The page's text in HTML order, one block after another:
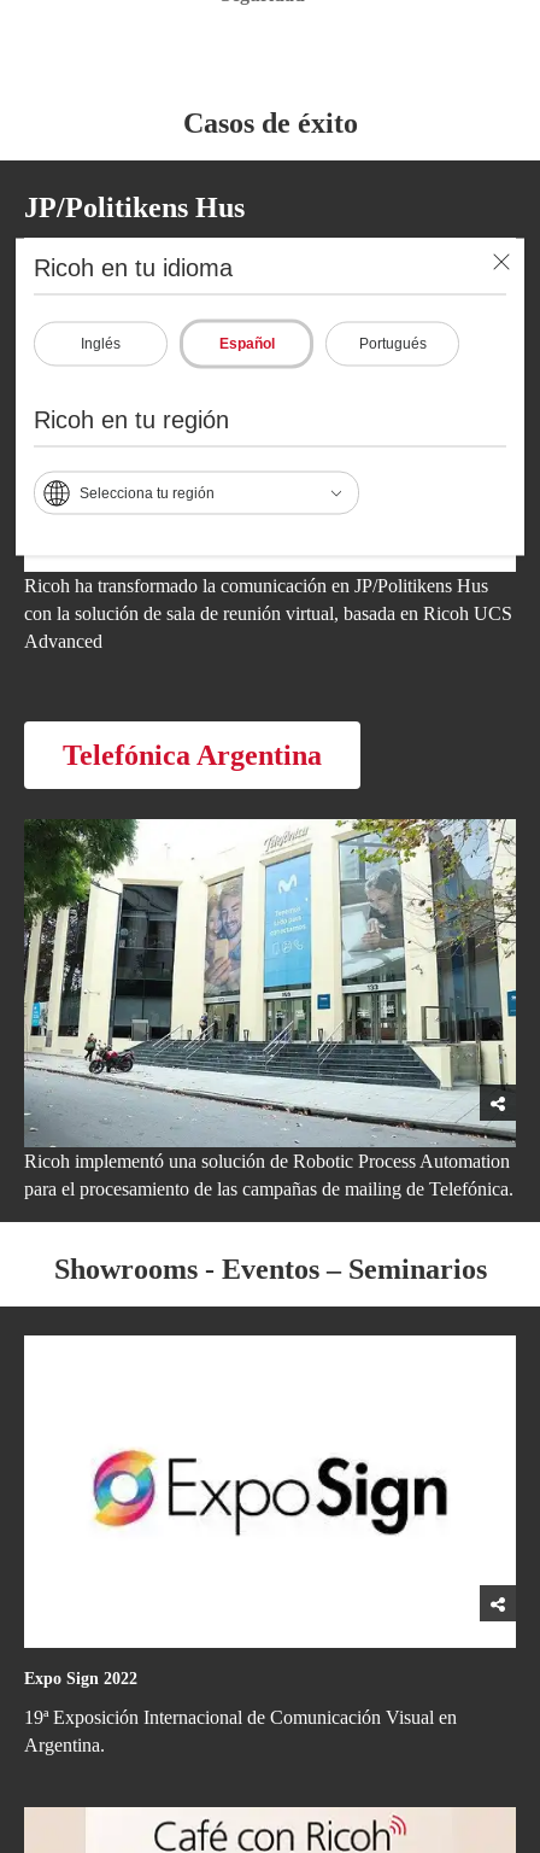
Ricoh en tu idioma
Inglés Español Portugués
Ricoh en tu región
Selecciona tu región
Casos de éxito
JP/Politikens Hus
Ricoh ha transformado la comunicación en JP/Politikens Hus
con la solución de sala de reunión virtual, basada en Ricoh UCS
Advanced
Telefónica Argentina
Ricoh implementó una solución de Robotic Process Automation
para el procesamiento de las campañas de mailing de Telefónica.
Showrooms - Eventos – Seminarios
Expo Sign 2022
19ª Exposición Internacional de Comunicación Visual en
Argentina.